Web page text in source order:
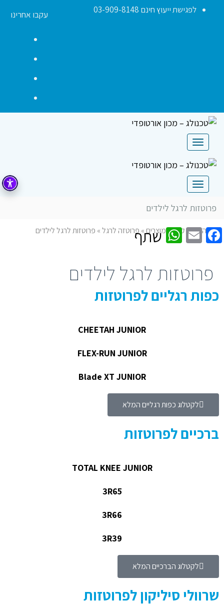
עקבו אחרינו לפגישת ייעוץ חינם 03-909-8148
תפריט
תפריט
פרוטזות לרגל לילדים
דף הבית»קטלוג מוצרים» פרוטזה לרגל» פרוטזות לרגל לילדים Facebook
Email
WhatsApp
שתף
פרוטזות לרגל לילדים
כפות רגליים לפרוטזות
CHEETAH JUNIOR
FLEX-RUN JUNIOR
Blade XT JUNIOR
לקטלוג כפות רגליים המלא
ברכיים לפרוטזות
TOTAL KNEE JUNIOR
3R65
3R66
3R39
לקטלוג הברכיים המלא
שרוולי סיליקון לפרוטזות